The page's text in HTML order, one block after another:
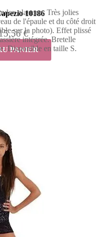
10186
elastane. Très jolies
de l'épaule et du côté droit
sur la photo). Effet plissé
intégrée. Bretelle
Disponible en taille S.
€
PANIER